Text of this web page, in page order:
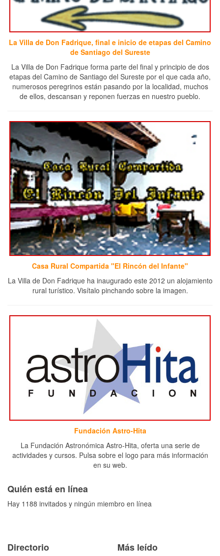
La Villa de Don Fadrique, final e inicio de etapas del Camino
de Santiago del Sureste
La Villa de Don Fadrique forma parte del final y principio de dos
etapas del Camino de Santiago del Sureste por el que cada año,
numerosos peregrinos están pasando por la localidad, muchos
de ellos, descansan y reponen fuerzas en nuestro pueblo.
Casa Rural Compartida "El Rincón del Infante"
La Villa de Don Fadrique ha inaugurado este 2012 un alojamiento
rural turístico. Visítalo pinchando sobre la imagen.
Fundación Astro-Hita
La Fundación Astronómica Astro-Hita, oferta una serie de
actividades y cursos. Pulsa sobre el logo para más información
en su web.
Quién está en línea
Hay 1188 invitados y ningún miembro en línea
Directorio Más leído